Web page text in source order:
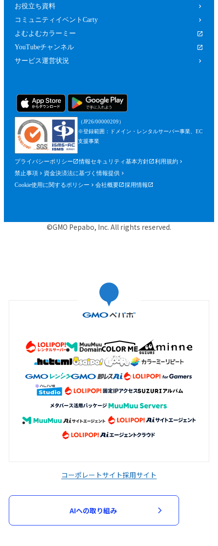
お役立ち資料
コミュニティイベントCarty
よむよむカラーミー
YouTubeチャンネル
サービス運営状況
（JP26/00000209）
※登録範囲：ドメイン・レンタルサーバー事業、EC
支援事業
プライバシーポリシー 情報セキュリティ基本方針
利用規約
禁止事項
資金決済法に基づく情報提供
Cookie使用に関するポリシー
会社概要 採用情報
©GMO Pepabo, Inc. All rights reserved.
コーポレートサイト採用サイト
AIへの取り組み